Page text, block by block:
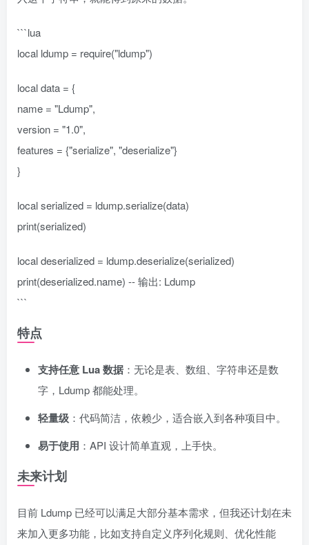
```lua
local ldump = require("ldump")
local data = {
name = "Ldump",
version = "1.0",
features = {"serialize", "deserialize"}
}
local serialized = ldump.serialize(data)
print(serialized)
local deserialized = ldump.deserialize(serialized)
print(deserialized.name) -- 输出: Ldump
```
特点
支持任意 Lua 数据 ：无论是表、数组、字符串还是数
字，Ldump 都能处理。
轻量级 ：代码简洁，依赖少，适合嵌入到各种项目中。
易于使用 ：API 设计简单直观，上手快。
未来计划
目前 Ldump 已经可以满足大部分基本需求，但我还计划在未
来加入更多功能，比如支持自定义序列化规则、优化性能